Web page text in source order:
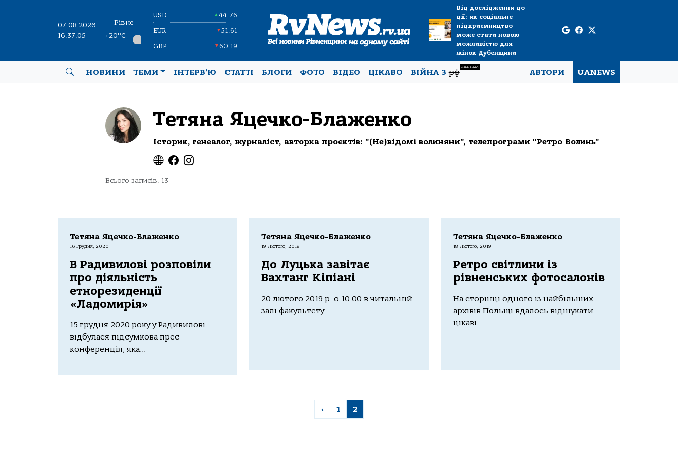
07.08.2026
16:37:05
Рівне
+20°C
USD ▲44.76
EUR ▼51.61
GBP ▼60.19
Від дослідження до
дії: як соціальне
підприємництво
може стати новою
можливістю для
жінок Дубенщини
НОВИНИ ТЕМИ ІНТЕРВ’Ю СТАТТІ БЛОГИ ФОТО ВІДЕО ЦІКАВО ВІЙНА Зрф
СПЕЦТЕМА
АВТОРИ UANEWS
Тетяна Яцечко-Блаженко
Історик, генеалог, журналіст, авторка проєктів: "(Не)відомі волиняни", телепрограми "Ретро Волинь"
Всього записів: 13
Тетяна Яцечко-Блаженко
16 Грудня, 2020
В Радивилові розповіли
про діяльність
етнорезиденції
«Ладомирія»
15 грудня 2020 року у Радивилові
відбулася підсумкова прес-
конференція, яка...
Тетяна Яцечко-Блаженко
19 Лютого, 2019
До Луцька завітає
Вахтанг Кіпіані
20 лютого 2019 р. о 10.00 в читальній
залі факультету...
Тетяна Яцечко-Блаженко
18 Лютого, 2019
Ретро світлини із
рівненських фотосалонів
На сторінці одного із найбільших
архівів Польщі вдалось відшукати
цікаві...
‹ 1 2